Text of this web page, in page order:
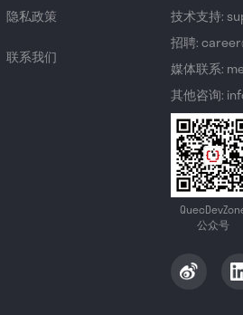
隐私政策
联系我们
技术支持:
招聘:
媒体联系:
其他咨询:
公众号